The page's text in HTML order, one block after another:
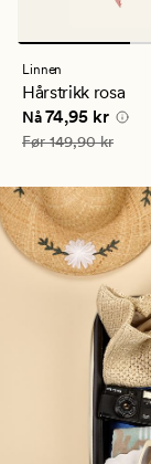
Linnen
Hårstrikk rosa
Nåværende pris
Nå74,95 kr
Vanlig pris 149,90 kr
Før149,90 kr